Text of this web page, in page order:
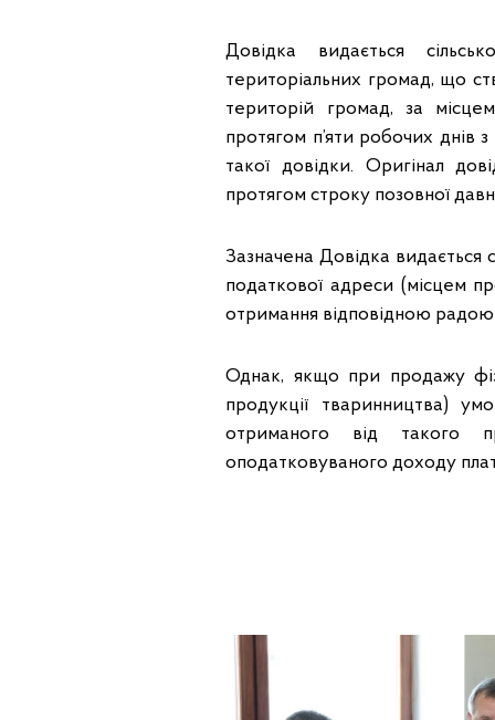
Довідка видається
територіальних громад, що
територій громад, за
протягом п’яти робочих днів
такої довідки. Оригінал
протягом строку позовної
Зазначена Довідка
податкової адреси (місцем
отримання відповідною радою
Однак, якщо при продажу
продукції тваринництва)
отриманого від такого
оподатковуваного доходу